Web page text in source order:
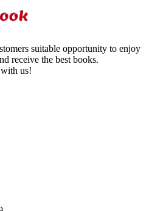
suitable opportunity to enjoy
receive the best books.
us!